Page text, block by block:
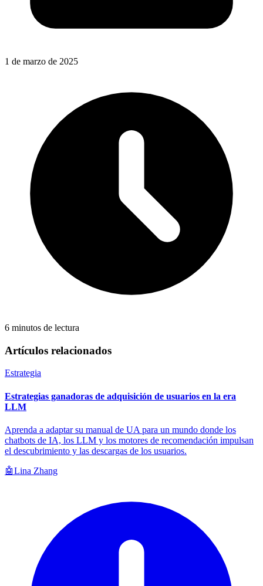
1 de marzo de 2025
6 minutos de lectura
Artículos relacionados
Estrategia
Estrategias ganadoras de adquisición de usuarios en la era
LLM
Aprenda a adaptar su manual de UA para un mundo donde los
chatbots de IA, los LLM y los motores de recomendación impulsan
el descubrimiento y las descargas de los usuarios.
🤖Lina Zhang